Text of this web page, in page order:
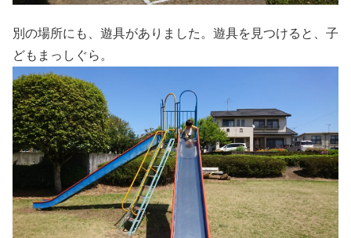
別の場所にも、遊具がありました。遊具を見つけると、子
どもまっしぐら。